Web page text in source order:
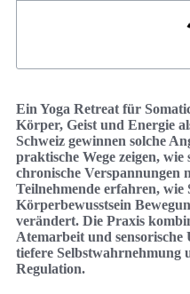
Ein Yoga Retreat für
Körper, Geist und Energie
Schweiz gewinnen solche
praktische Wege zeigen, wie
chronische Verspannungen
Teilnehmende erfahren, wie
Körperbewusstsein
verändert. Die Praxis
Atemarbeit und
tiefere Selbstwahrnehmung
Regulation.